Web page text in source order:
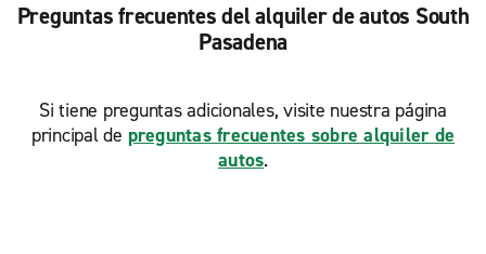
Preguntas frecuentes del alquiler de autos South
Pasadena
Si tiene preguntas adicionales, visite nuestra página
principal de preguntas frecuentes sobre alquiler de
autos.